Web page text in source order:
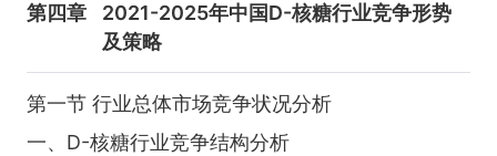
第四章
2021-2025年中国D-核糖行业竞争形势
及策略
第一节 行业总体市场竞争状况分析
一、D-核糖行业竞争结构分析